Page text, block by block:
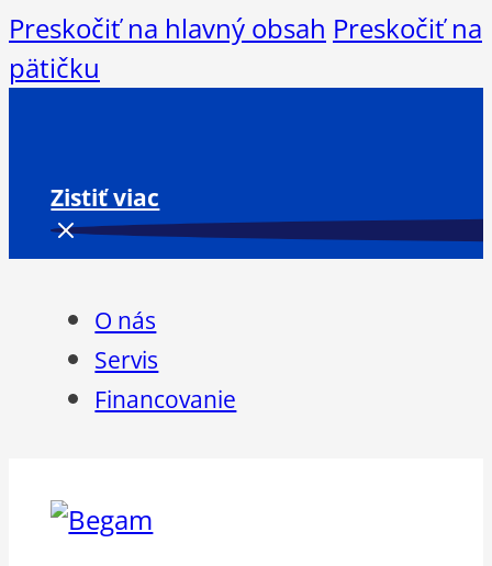
Preskočiť na hlavný obsah Preskočiť na
pätičku
Zistiť viac
O nás
Servis
Financovanie